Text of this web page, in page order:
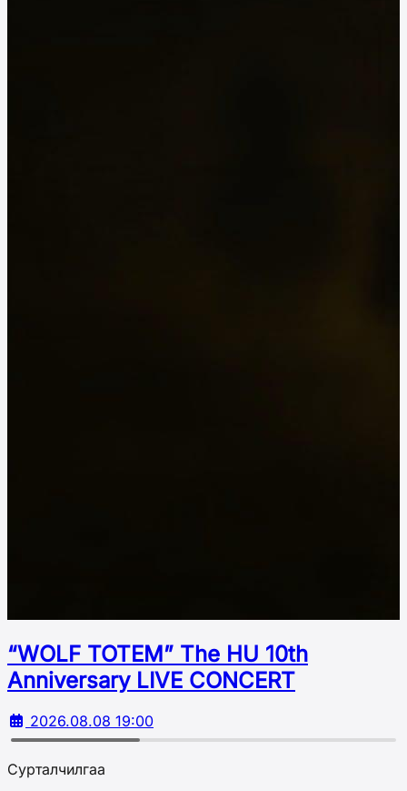
“WOLF TOTEM” The HU 10th
Аnniversary LIVE CONCERT
2026.08.08 19:00
Сурталчилгаа